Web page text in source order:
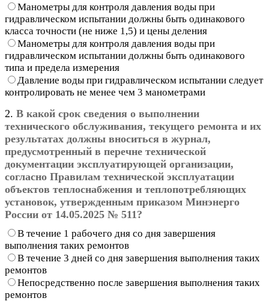
Манометры для контроля давления воды при
гидравлическом испытании должны быть одинакового
класса точности (не ниже 1,5) и цены деления
Манометры для контроля давления воды при
гидравлическом испытании должны быть одинакового
типа и предела измерения
Давление воды при гидравлическом испытании следует
контролировать не менее чем 3 манометрами
2. В какой срок сведения о выполнении
технического обслуживания, текущего ремонта и их
результатах должны вноситься в журнал,
предусмотренный в перечне технической
документации эксплуатирующей организации,
согласно Правилам технической эксплуатации
объектов теплоснабжения и теплопотребляющих
установок, утвержденным приказом Минэнерго
России от 14.05.2025 № 511?
В течение 1 рабочего дня со дня завершения
выполнения таких ремонтов
В течение 3 дней со дня завершения выполнения таких
ремонтов
Непосредственно после завершения выполнения таких
ремонтов